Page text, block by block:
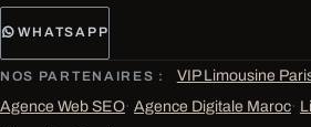
WHATSAPP
NOS PARTENAIRES : VIP Limousine
Agence Web SEO· Agence Digitale Maroc·